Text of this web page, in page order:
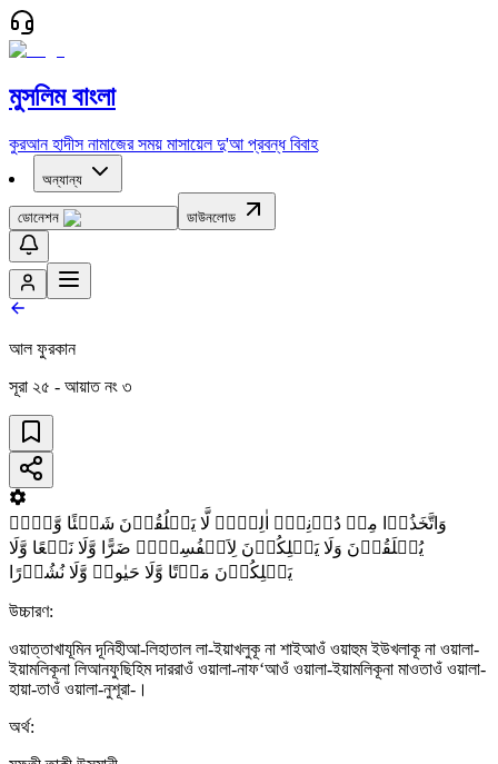
মুসলিম বাংলা
কুরআন হাদীস নামাজের সময় মাসায়েল দু'আ প্রবন্ধ বিবাহ
অন্যান্য
ডোনেশন ডাউনলোড
আল ফুরকান
সূরা ২৫ - আয়াত নং ৩
وَاتَّخَذُوۡا مِنۡ دُوۡنِہٖۤ اٰلِہَۃً لَّا یَخۡلُقُوۡنَ شَیۡئًا وَّہُمۡ
یُخۡلَقُوۡنَ وَلَا یَمۡلِکُوۡنَ لِاَنۡفُسِہِمۡ ضَرًّا وَّلَا نَفۡعًا وَّلَا
یَمۡلِکُوۡنَ مَوۡتًا وَّلَا حَیٰوۃً وَّلَا نُشُوۡرًا
উচ্চারণ:
ওয়াত্তাখাযূমিন দূনিহীআ-লিহাতাল লা-ইয়াখলুকূ না শাইআওঁ ওয়াহুম ইউখলাকূ না ওয়ালা-
ইয়ামলিকূনা লিআনফুছিহিম দাররাওঁ ওয়ালা-নাফ‘আওঁ ওয়ালা-ইয়ামলিকূনা মাওতাওঁ ওয়ালা-
হায়া-তাওঁ ওয়ালা-নুশূরা-।
অর্থ: